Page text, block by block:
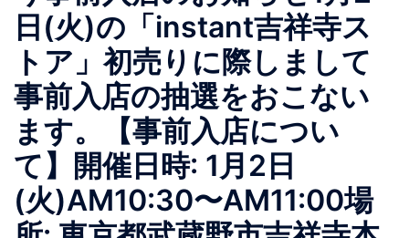
ー
日(火)の「instant吉祥寺ス
トア」初売りに際しまして
事前入店の抽選をおこない
ます。【事前入店につい
て】開催日時: 1月2日
(火)AM10:30〜AM11:00場